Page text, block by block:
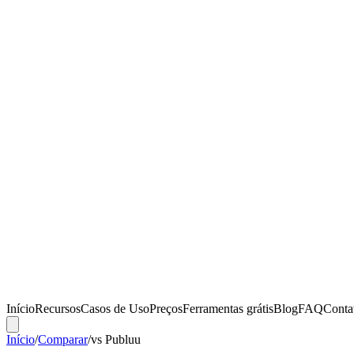
InícioRecursosCasos de UsoPreçosFerramentas grátisBlogFAQ
Início/Comparar/vs Publuu